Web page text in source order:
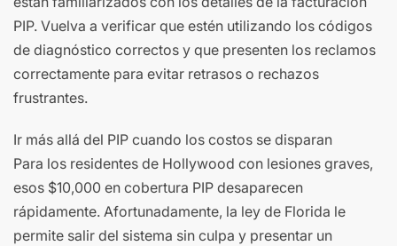
PIP. Vuelva a verificar que estén utilizando los códigos
de diagnóstico correctos y que presenten los reclamos
correctamente para evitar retrasos o rechazos
frustrantes.
Ir más allá del PIP cuando los costos se disparan
Para los residentes de Hollywood con lesiones graves,
esos $10,000 en cobertura PIP desaparecen
rápidamente. Afortunadamente, la ley de Florida le
permite salir del sistema sin culpa y presentar un